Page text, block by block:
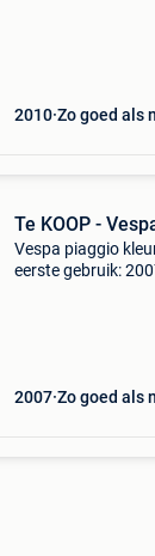
2010 Zo goed als
Te KOOP -
Vespa piaggio
eerste gebruik:
2007 Zo goed als